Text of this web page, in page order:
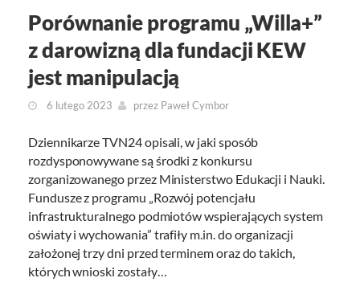
Porównanie programu „Willa+”
z darowizną dla fundacji KEW
jest manipulacją
6 lutego 2023 przez Paweł Cymbor
Dziennikarze TVN24 opisali, w jaki sposób
rozdysponowywane są środki z konkursu
zorganizowanego przez Ministerstwo Edukacji i Nauki.
Fundusze z programu „Rozwój potencjału
infrastrukturalnego podmiotów wspierających system
oświaty i wychowania” trafiły m.in. do organizacji
założonej trzy dni przed terminem oraz do takich,
których wnioski zostały…